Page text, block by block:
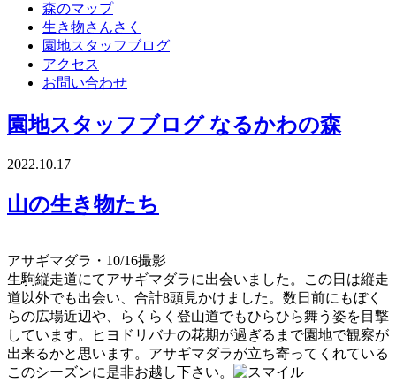
森のマップ
生き物さんさく
園地スタッフブログ
アクセス
お問い合わせ
園地スタッフブログ なるかわの森
2022.10.17
山の生き物たち
アサギマダラ・10/16撮影
生駒縦走道にてアサギマダラに出会いました。この日は縦走
道以外でも出会い、合計8頭見かけました。数日前にもぼく
らの広場近辺や、らくらく登山道でもひらひら舞う姿を目撃
しています。ヒヨドリバナの花期が過ぎるまで園地で観察が
出来るかと思います。アサギマダラが立ち寄ってくれている
このシーズンに是非お越し下さい。